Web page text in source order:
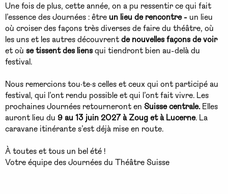
Une fois de plus, cette année, on a pu ressentir ce qui fait
l’essence des Journées : être un lieu de rencontre - un lieu
où croiser des façons très diverses de faire du théâtre, où
les uns et les autres découvrent de nouvelles façons de voir
et où se tissent des liensqui tiendront bien au-delà du
festival.
Nous remercions tou·te·s celles et ceux qui ont participé au
festival, qui l’ont rendu possible et qui l’ont fait vivre. Les
prochaines Journées retourneront en Suisse centrale. Elles
auront lieu du 9 au 13 juin 2027 à Zoug et à Lucerne. La
caravane itinérante s’est déjà mise en route.
À toutes et tous un bel été !
Votre équipe des Journées du Théâtre Suisse